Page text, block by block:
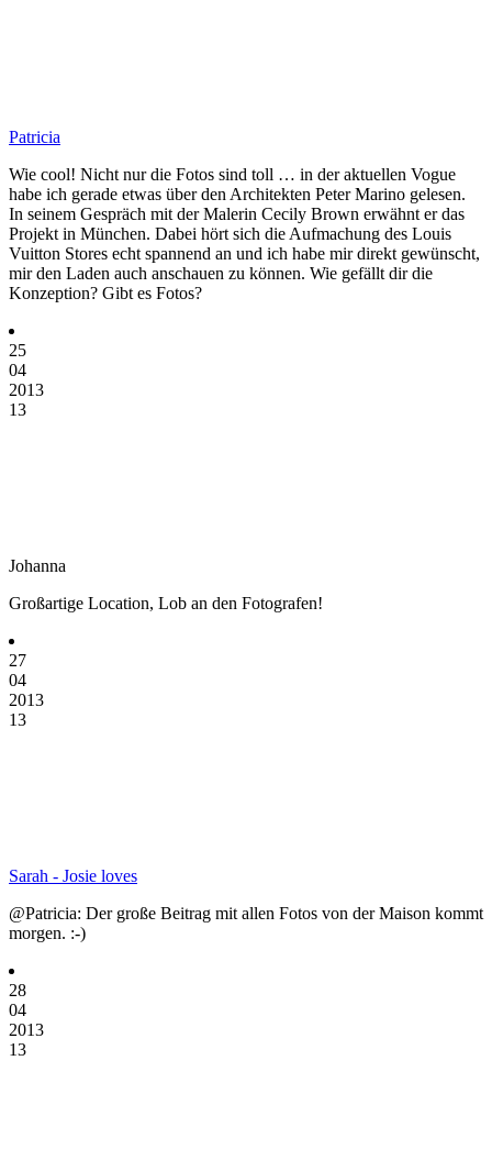
Patricia
Wie cool! Nicht nur die Fotos sind toll … in der aktuellen Vogue
habe ich gerade etwas über den Architekten Peter Marino gelesen.
In seinem Gespräch mit der Malerin Cecily Brown erwähnt er das
Projekt in München. Dabei hört sich die Aufmachung des Louis
Vuitton Stores echt spannend an und ich habe mir direkt gewünscht,
mir den Laden auch anschauen zu können. Wie gefällt dir die
Konzeption? Gibt es Fotos?
25
04
2013
13
Johanna
Großartige Location, Lob an den Fotografen!
27
04
2013
13
Sarah - Josie loves
@Patricia: Der große Beitrag mit allen Fotos von der Maison kommt
morgen. :-)
28
04
2013
13